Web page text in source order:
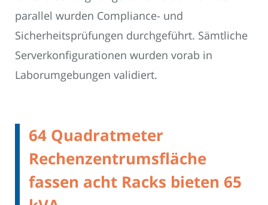
parallel wurden Compliance- und
Sicherheitsprüfungen durchgeführt. Sämtliche
Serverkonfigurationen wurden vorab in
Laborumgebungen validiert.
64 Quadratmeter
Rechenzentrumsfläche
fassen acht Racks bieten 65